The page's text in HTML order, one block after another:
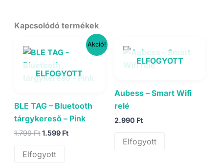
Kapcsolódó termékek
Akció!
ELFOGYOTT
BLE TAG – Bluetooth
tárgykereső – Pink
1.799FtOriginal
was:
1.799 Ft.
1.599 FtCurrent
Elfogyott
ELFOGYOTT
Aubess – Smart Wifi
relé
2.990 Ft
Elfogyott